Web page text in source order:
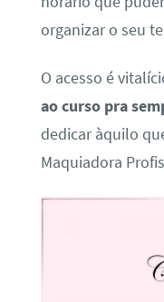
organizar o seu
O acesso é
ao curso pra
dedicar àquilo
Maquiadora